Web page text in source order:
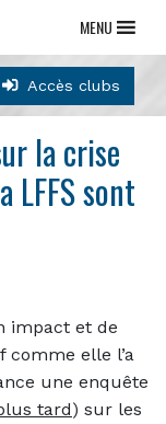
Accès clubs
MENU
la crise
LFFS sont
impact et de
elle l’a
une enquête
tard) sur les